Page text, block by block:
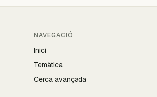
NAVEGACIÓ
Inici
Temàtica
Cerca avançada